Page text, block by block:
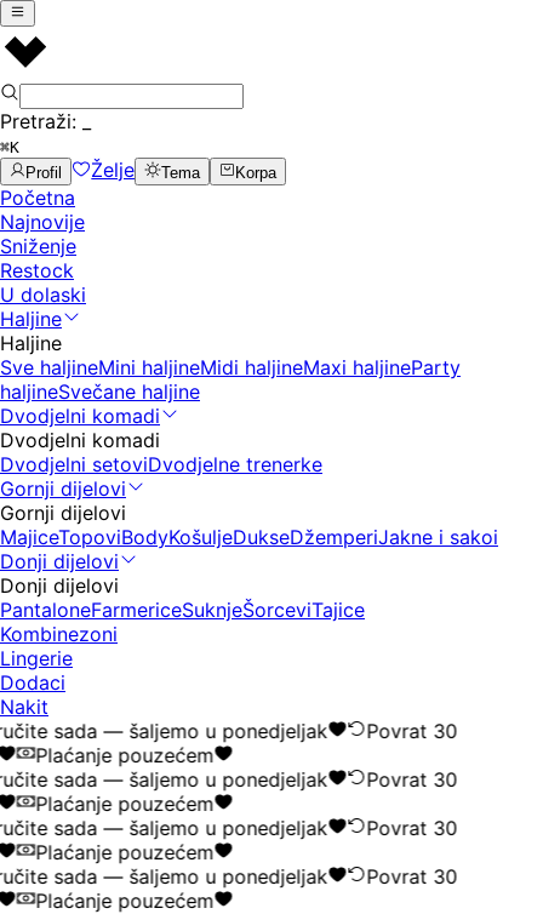
Pretraži:
⌘K
Profil
Želje Tema Korpa
Početna
Najnovije
Sniženje
Restock
U dolaski
Haljine
Haljine
Sve haljineMini haljineMidi haljineMaxi haljineParty
haljineSvečane haljine
Dvodjelni komadi
Dvodjelni komadi
Dvodjelni setoviDvodjelne trenerke
Gornji dijelovi
Gornji dijelovi
MajiceTopoviBodyKošuljeDukseDžemperiJakne i sakoi
Donji dijelovi
Donji dijelovi
PantaloneFarmericeSuknjeŠorceviTajice
Kombinezoni
Lingerie
Dodaci
Nakit
sada — šaljemo u ponedjeljak
Povrat 30
Plaćanje pouzećem
sada — šaljemo u ponedjeljak
Povrat 30
Plaćanje pouzećem
sada — šaljemo u ponedjeljak
Povrat 30
Plaćanje pouzećem
sada — šaljemo u ponedjeljak
Povrat 30
Plaćanje pouzećem